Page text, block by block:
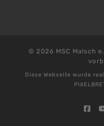
© 2026 MSC Malsch
Diese Webseite wurde